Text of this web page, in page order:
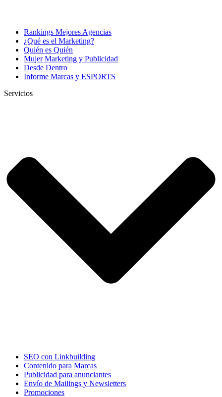
Rankings Mejores Agencias
¿Qué es el Marketing?
Quién es Quién
Mujer Marketing y Publicidad
Desde Dentro
Informe Marcas y ESPORTS
Servicios
SEO con Linkbuilding
Contenido para Marcas
Publicidad para anunciantes
Envío de Mailings y Newsletters
Promociones